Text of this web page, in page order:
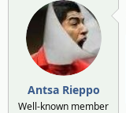
Antsa Rieppo
Well-known member